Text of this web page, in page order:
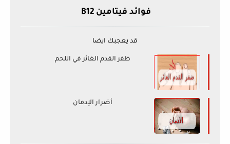
فوائد فيتامين B12
قد يعجبك ايضا
ظفر القدم الغائر في اللحم
أضرار الإدمان